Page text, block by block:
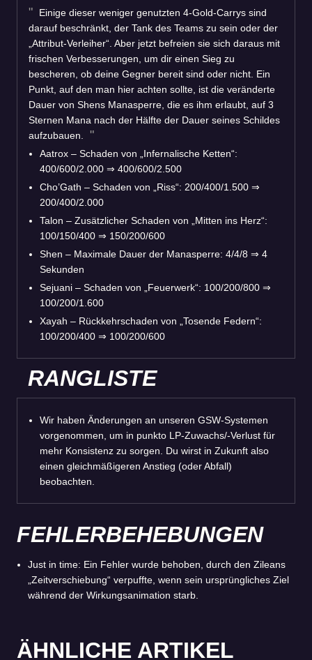
Einige dieser weniger genutzten 4-Gold-Carrys sind
darauf beschränkt, der Tank des Teams zu sein oder der
„Attribut-Verleiher“. Aber jetzt befreien sie sich daraus mit
frischen Verbesserungen, um dir einen Sieg zu
bescheren, ob deine Gegner bereit sind oder nicht. Ein
Punkt, auf den man hier achten sollte, ist die veränderte
Dauer von Shens Manasperre, die es ihm erlaubt, auf 3
Sternen Mana nach der Hälfte der Dauer seines Schildes
aufzubauen.
Aatrox – Schaden von „Infernalische Ketten“:
400/600/2.000 ⇒ 400/600/2.500
Cho’Gath – Schaden von „Riss“: 200/400/1.500 ⇒
200/400/2.000
Talon – Zusätzlicher Schaden von „Mitten ins Herz“:
100/150/400 ⇒ 150/200/600
Shen – Maximale Dauer der Manasperre: 4/4/8 ⇒ 4
Sekunden
Sejuani – Schaden von „Feuerwerk“: 100/200/800 ⇒
100/200/1.600
Xayah – Rückkehrschaden von „Tosende Federn“:
100/200/400 ⇒ 100/200/600
RANGLISTE
Wir haben Änderungen an unseren GSW-Systemen
vorgenommen, um in punkto LP-Zuwachs/-Verlust für
mehr Konsistenz zu sorgen. Du wirst in Zukunft also
einen gleichmäßigeren Anstieg (oder Abfall)
beobachten.
FEHLERBEHEBUNGEN
Just in time: Ein Fehler wurde behoben, durch den Zileans
„Zeitverschiebung“ verpuffte, wenn sein ursprüngliches Ziel
während der Wirkungsanimation starb.
ÄHNLICHE ARTIKEL